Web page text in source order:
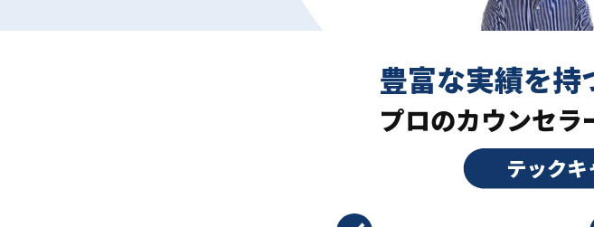
豊富な実績を持
プロのカウンセラ